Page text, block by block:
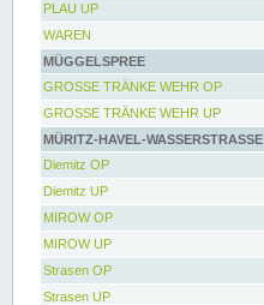
PLAU UP
WAREN
MÜGGELSPREE
GROSSE TRÄNKE WEHR OP
GROSSE TRÄNKE WEHR UP
MÜRITZ-HAVEL-WASSERSTRASSE
Diemitz OP
Diemitz UP
MIROW OP
MIROW UP
Strasen OP
Strasen UP